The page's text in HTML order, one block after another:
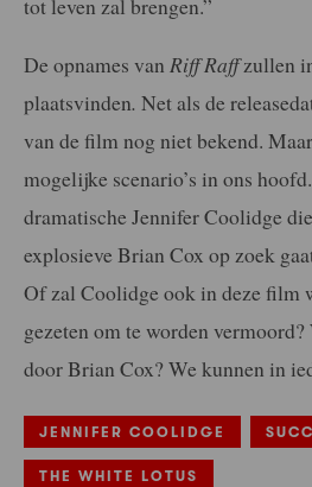
De opnames van Riff Raffzullen
plaatsvinden. Net als de
van de film nog niet bekend.
mogelijke scenario’s in ons
dramatische Jennifer Coolidge
explosieve Brian Cox op zoek
Of zal Coolidge ook in deze film
gezeten om te worden
door Brian Cox? We kunnen in
JENNIFER COOLIDGE
THE WHITE LOTUS